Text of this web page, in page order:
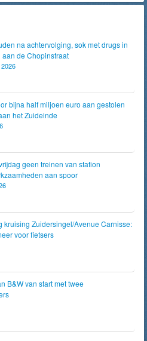
na achtervolging, sok met drugs in
de Chopinstraat
bijna half miljoen euro aan gestolen
het Zuideinde
geen treinen van station
aan spoor
kruising Zuidersingel/Avenue Carnisse:
voor fietsers
B&W van start met twee